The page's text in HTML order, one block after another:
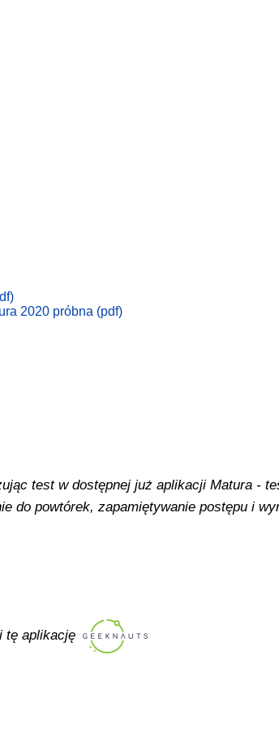
2020 próbna (pdf)
test w dostępnej już aplikacji Matura -
do powtórek, zapamiętywanie postępu i
tę aplikację